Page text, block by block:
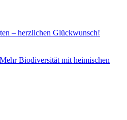
– herzlichen Glückwunsch!
Biodiversität mit heimischen